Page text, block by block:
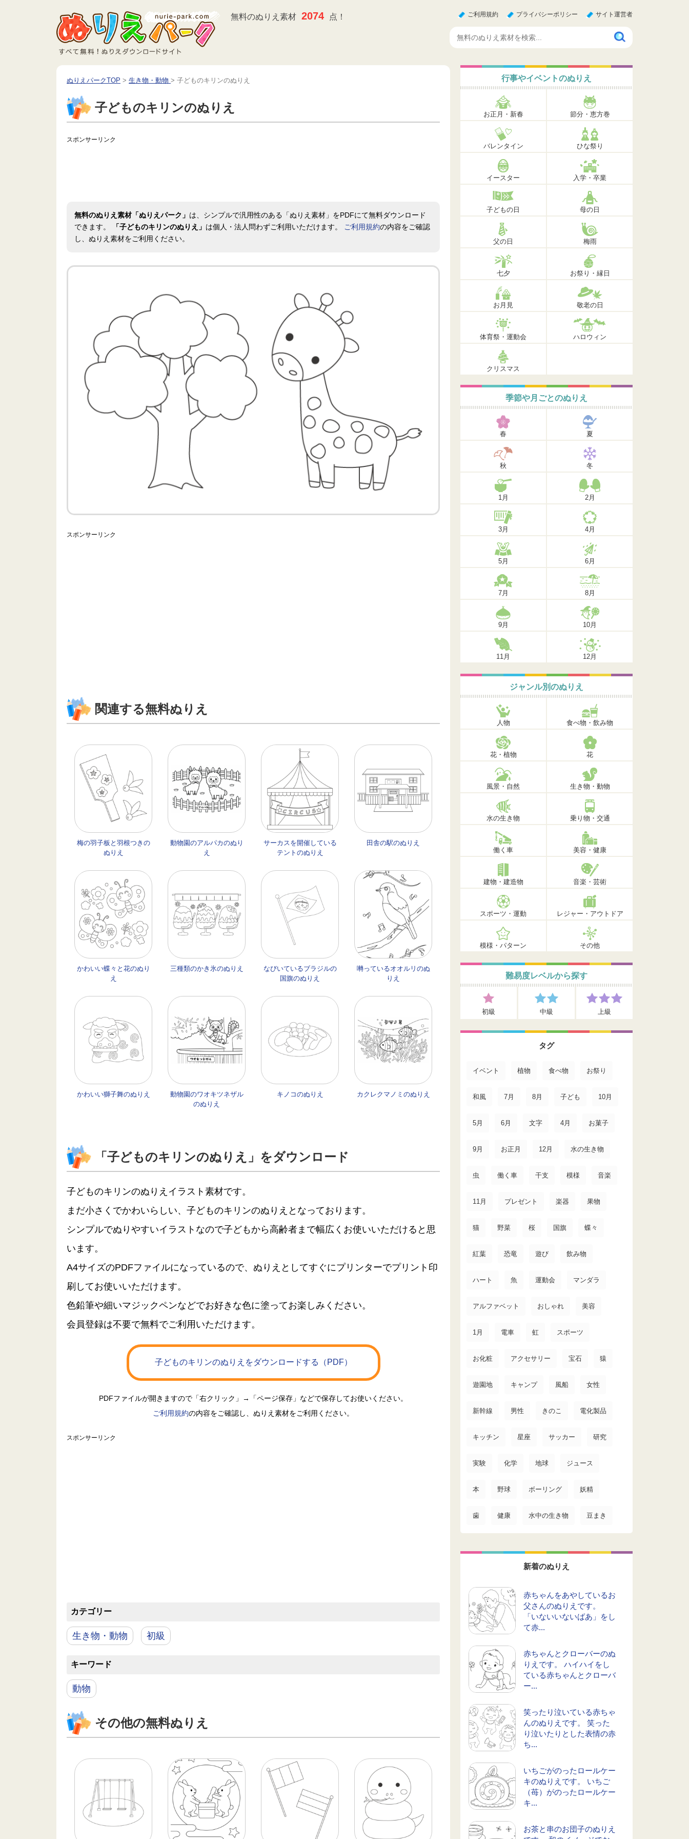
無料のぬりえ素材 2074 点！ ご利用規約 プライバシーポリシー サイト運営者
ぬりえパークTOP > 生き物・動物 > 子どものキリンのぬりえ
子どものキリンのぬりえ
スポンサーリンク
無料のぬりえ素材「ぬりえパーク」 は、シンプルで汎用性のある「ぬりえ素材」をPDFにて無料ダウンロード
できます。
「子どものキリンのぬりえ」 は個人・法人問わずご利用いただけます。 ご利用規約の内容をご確認
し、ぬりえ素材をご利用ください。
スポンサーリンク
関連する無料ぬりえ
梅の羽子板と羽根つきの
ぬりえ
動物園のアルパカのぬり
え
サーカスを開催している
テントのぬりえ
田舎の駅のぬりえ
かわいい蝶々と花のぬり
え
三種類のかき氷のぬりえ
なびいているブラジルの
国旗のぬりえ
囀っているオオルリのぬ
りえ
かわいい獅子舞のぬりえ
動物園のワオキツネザル
のぬりえ
キノコのぬりえ カクレクマノミのぬりえ
「子どものキリンのぬりえ」をダウンロード
子どものキリンのぬりえイラスト素材です。
まだ小さくでかわいらしい、子どものキリンのぬりえとなっております。
シンプルでぬりやすいイラストなので子どもから高齢者まで幅広くお使いいただけると思
います。
A4サイズのPDFファイルになっているので、ぬりえとしてすぐにプリンターでプリント印
刷してお使いいただけます。
色鉛筆や細いマジックペンなどでお好きな色に塗ってお楽しみください。
会員登録は不要で無料でご利用いただけます。
子どものキリンのぬりえをダウンロードする（PDF）
PDFファイルが開きますので「右クリック」→「ページ保存」などで保存してお使いください。
ご利用規約の内容をご確認し、ぬりえ素材をご利用ください。
スポンサーリンク
カテゴリー
生き物・動物 初級
キーワード
動物
その他の無料ぬりえ
行事やイベントのぬりえ
お正月・新春 節分・恵方巻
バレンタイン ひな祭り
イースター 入学・卒業
子どもの日 母の日
父の日 梅雨
七夕 お祭り・縁日
お月見 敬老の日
体育祭・運動会 ハロウィン
クリスマス
季節や月ごとのぬりえ
春 夏
秋 冬
1月 2月
3月 4月
5月 6月
7月 8月
9月 10月
11月 12月
ジャンル別のぬりえ
人物 食べ物・飲み物
花・植物 花
風景・自然 生き物・動物
水の生き物 乗り物・交通
働く車 美容・健康
建物・建造物 音楽・芸術
スポーツ・運動 レジャー・アウトドア
模様・パターン その他
難易度レベルから探す
初級 中級 上級
タグ
イベント 植物 食べ物 お祭り
和風 7月 8月 子ども 10月
5月 6月 文字 4月 お菓子
9月 お正月 12月 水の生き物
虫 働く車 干支 模様 音楽
11月 プレゼント 楽器 果物
猫 野菜 桜 国旗 蝶々
紅葉 恐竜 遊び 飲み物
ハート 魚 運動会 マンダラ
アルファベット おしゃれ 美容
1月 電車 虹 スポーツ
お化粧 アクセサリー 宝石 猿
遊園地 キャンプ 風船 女性
新幹線 男性 きのこ 電化製品
キッチン 星座 サッカー 研究
実験 化学 地球 ジュース
本 野球 ボーリング 妖精
歯 健康 水中の生き物 豆まき
新着のぬりえ
赤ちゃんをあやしているお
父さんのぬりえです。
「いないいないばあ」をし
て赤...
赤ちゃんとクローバーのぬ
りえです。 ハイハイをし
ている赤ちゃんとクローバ
ー...
笑ったり泣いている赤ちゃ
んのぬりえです。 笑った
り泣いたりとした表情の赤
ち...
いちごがのったロールケー
キのぬりえです。 いちご
（苺）がのったロールケー
キ...
お茶と串のお団子のぬりえ